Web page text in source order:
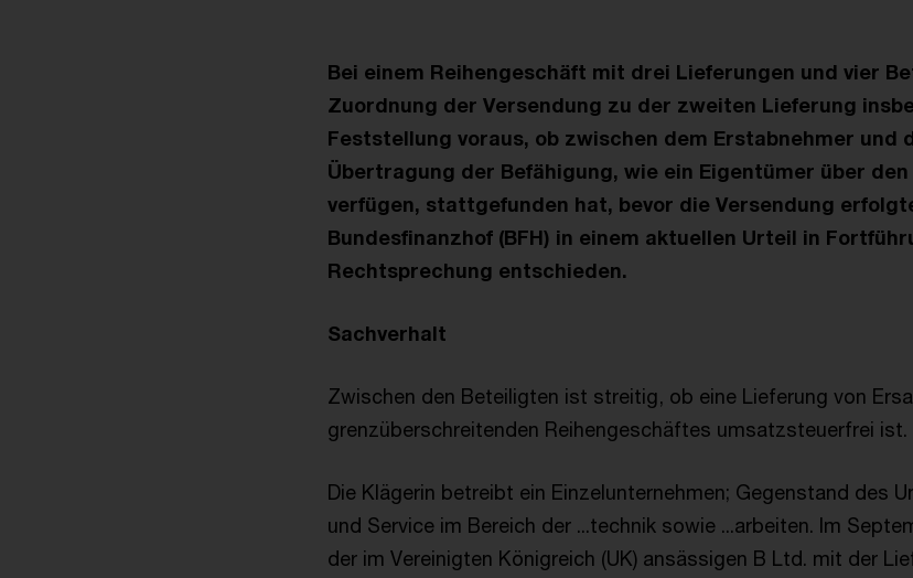
Bei einem Reihengeschäft mit drei Lieferungen und vier
Zuordnung der Versendung zu der zweiten Lieferung
Feststellung voraus, ob zwischen dem Erstabnehmer und
Übertragung der Befähigung, wie ein Eigentümer über
verfügen, stattgefunden hat, bevor die Versendung
Bundesfinanzhof (BFH) in einem aktuellen Urteil in
Rechtsprechung entschieden.
Sachverhalt
Zwischen den Beteiligten ist streitig, ob eine Lieferung von
grenzüberschreitenden Reihengeschäftes umsatzsteuerfrei ist.
Die Klägerin betreibt ein Einzelunternehmen; Gegenstand des
und Service im Bereich der ...technik sowie ...arbeiten. Im
der im Vereinigten Königreich (UK) ansässigen B Ltd. mit der